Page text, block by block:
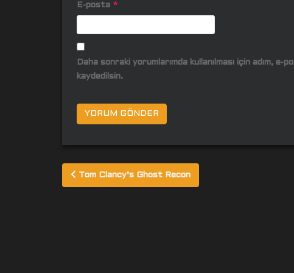
E-posta *
Daha sonraki yorumlarımda kullanılması için adım,
kaydedilsin.
Yazı
gezinmesi
Tom Clancy’s Ghost Recon